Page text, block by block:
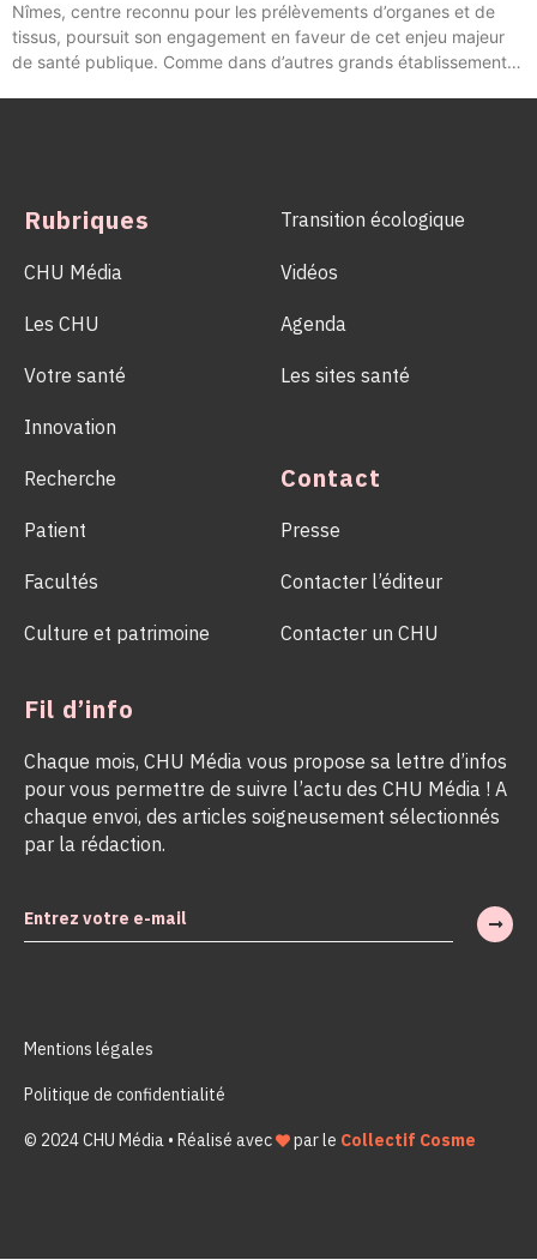
Nîmes, centre reconnu pour les prélèvements d’organes et de
tissus, poursuit son engagement en faveur de cet enjeu majeur
de santé publique. Comme dans d’autres grands établissements
Rubriques
CHU Média
Les CHU
Votre santé
Innovation
Recherche
Patient
Facultés
Culture et patrimoine
Transition écologique
Vidéos
Agenda
Les sites santé
Contact
Presse
Contacter l’éditeur
Contacter un CHU
Fil d’info
Chaque mois, CHU Média vous propose sa lettre d’infos
pour vous permettre de suivre l’actu des CHU Média ! A
chaque envoi, des articles soigneusement sélectionnés
par la rédaction.
Mentions légales
Politique de confidentialité
© 2024 CHU Média • Réalisé avec par le Collectif Cosme